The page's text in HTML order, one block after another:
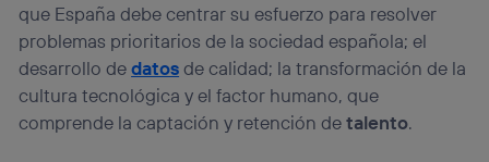
que España debe centrar su esfuerzo para resolver
problemas prioritarios de la sociedad española; el
desarrollo dedatosde calidad; la transformación de la
cultura tecnológica y el factor humano, que
comprende la captación y retención detalento.